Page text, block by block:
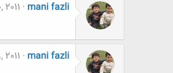
mani fazli
mani fazli
2011